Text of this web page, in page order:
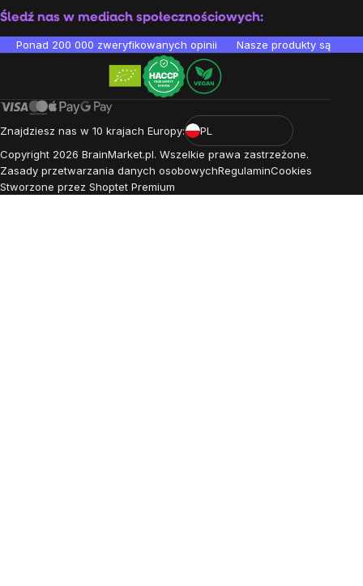
Śledź nas w mediach społecznościowych:
Ponad 200 000 zweryfikowanych opinii Nasze produkty są
Znajdziesz nas w 10 krajach Europy:
PL
Copyright 2026 BrainMarket.pl. Wszelkie prawa zastrzeżone.
Zasady przetwarzania danych osobowychRegulaminCookies
Stworzone przez Shoptet Premium